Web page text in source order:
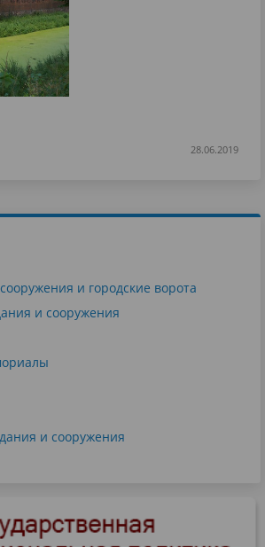
28.06.2019
и городские ворота
и сооружения
и сооружения